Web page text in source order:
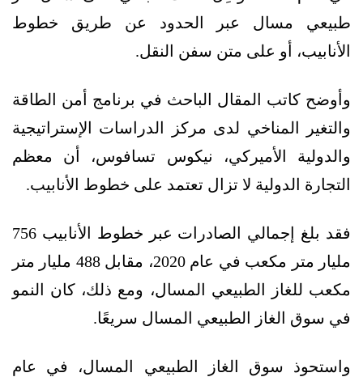
طبيعي مسال عبر الحدود عن طريق خطوط
الأنابيب، أو على متن سفن النقل.
وأوضح كاتب المقال الباحث في برنامج أمن الطاقة
والتغير المناخي لدى مركز الدراسات الإستراتيجية
والدولية الأميركي، نيكوس تسافوس، أن معظم
التجارة الدولية لا تزال تعتمد على خطوط الأنابيب.
فقد بلغ إجمالي الصادرات عبر خطوط الأنابيب 756
مليار متر مكعب في عام 2020، مقابل 488 مليار متر
مكعب للغاز الطبيعي المسال، ومع ذلك، كان النمو
في سوق الغاز الطبيعي المسال سريعًا.
واستحوذ سوق الغاز الطبيعي المسال، في عام